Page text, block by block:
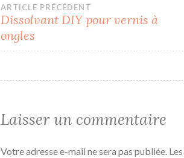
Navigation
de
ARTICLE PRÉCÉDENT
Dissolvant DIY pour vernis à
ongles
Laisser un commentaire
Votre adresse e-mail ne sera pas publiée.